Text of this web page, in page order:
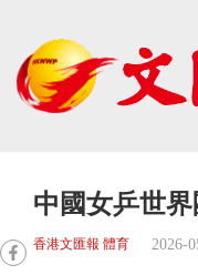
中國女乒世
香港文匯報 體育 2026-